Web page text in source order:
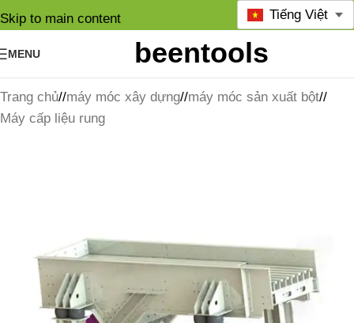
Skip to main content
MENU
Tiếng Việt
Trang chủ/ máy móc xây dựng/ máy móc sản xuất bột/
Máy cấp liệu rung